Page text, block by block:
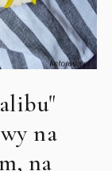
na
na